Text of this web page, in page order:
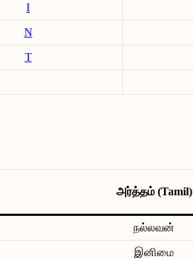
I
N
T
அர்த்தம் (Tamil)
நல்லவன்
இனிமை